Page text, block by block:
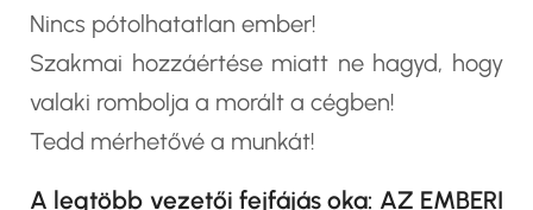
Nincs pótolhatatlan ember!
Szakmai hozzáértése miatt ne hagyd, hogy
valaki rombolja a morált a cégben!
Tedd mérhetővé a munkát!
A legtöbb vezetői fejfájás oka: AZ EMBERI